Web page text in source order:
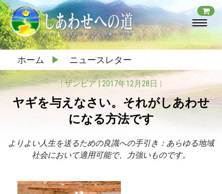
ホーム ▶ ニュースレター
|ザンビア| 2017年12月28日 |
ヤギを与えなさい。それがしあわせ
になる方法です
よりよい人生を送るための良識への手引き：あらゆる地域
社会において適用可能で、力強いものです。